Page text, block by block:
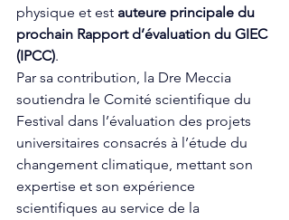
physique et est auteure principale du
prochain Rapport d’évaluation du GIEC
(IPCC).
Par sa contribution, la Dre Meccia
soutiendra le Comité scientifique du
Festival dans l’évaluation des projets
universitaires consacrés à l’étude du
changement climatique, mettant son
expertise et son expérience
scientifiques au service de la